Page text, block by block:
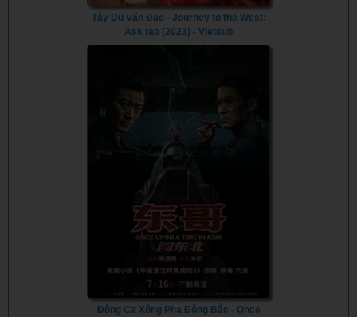
Tây Du Vấn Đạo - Journey to the West:
Ask tao (2023) - Vietsub
Đông Ca Xông Pha Đông Bắc - Once